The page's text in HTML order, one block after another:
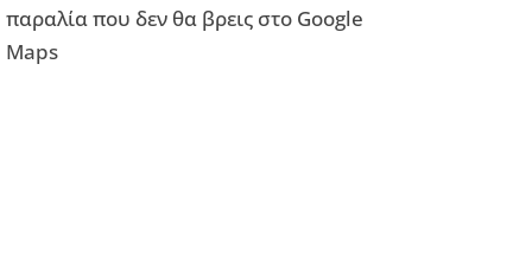
παραλία που δεν θα βρεις στο Google
Maps